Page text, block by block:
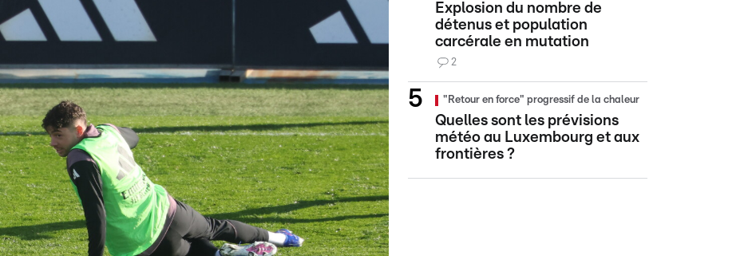
Explosion du nombre de
détenus et population
carcérale en mutation
2
"Retour en force" progressif de la chaleur
Quelles sont les prévisions
météo au Luxembourg et aux
frontières ?